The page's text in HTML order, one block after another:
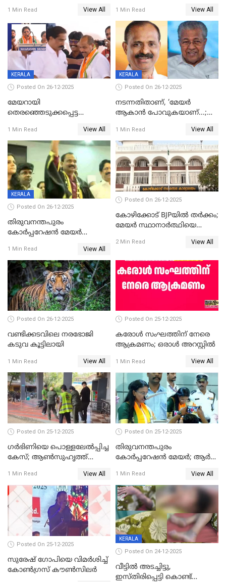
ദാരുണാന്ത്യം
1 Min Read View All
മരിച്ചനിലയിൽ
1 Min Read View All
KERALA
Posted On 26-12-2025
മേയറായി
തെരഞ്ഞെടുക്കപ്പെട്ട
ആദ്യ വോട്ട് അസാധു; കണ്ണൂർ
ഡെപ്യൂട്ടി മേയർ സ്ഥാനത്ത്
താഹിറിന് വിജയം
1 Min Read View All
KERALA
Posted On 26-12-2025
നടന്നതിതാണ്, ‘മേയർ
ആകാൻ പോവുകയാണ്...;
മുഖ്യമന്ത്രിയുടെ ഓഫീസ്
തന്നെ വിശദീകരിയ്ക്കുന്നു;
സത്യമിതാണ്
1 Min Read View All
KERALA
Posted On 26-12-2025
തിരുവനന്തപുരം
കോര്‍പ്പറേഷന്‍ മേയര്‍
ഹൈക്കോടതിയിലേക്ക്;
സത്യപ്രതിജ്ഞ ചടങ്ങില്‍
ചട്ടലംഘനമെന്ന് പാർട്ടി
1 Min Read View All
Posted On 26-12-2025
കോഴിക്കോട് BJPയിൽ തർക്കം;
മേയർ സ്ഥാനാർത്ഥിയെ
2 Min Read View All
Posted On 26-12-2025
വണ്ടിക്കടവിലെ നരഭോജി
കടുവ കൂട്ടിലായി
1 Min Read View All
Posted On 25-12-2025
കരോള്‍ സംഘത്തിന് നേരെ
ആക്രമണം; ഒരാള്‍ അറസ്റ്റില്‍
1 Min Read View All
Posted On 25-12-2025
ഗര്‍ഭിണിയെ പൊള്ളലേല്‍പ്പിച്ച
കേസ്; ആണ്‍സുഹൃത്ത്
1 Min Read View All
Posted On 25-12-2025
തിരുവനന്തപുരം
കോര്‍പ്പറേഷന്‍ മേയർ; ആര്‍
1 Min Read View All
Posted On 25-12-2025
സുരേഷ് ഗോപിയെ വിമര്‍ശിച്ച്
കോണ്‍ഗ്രസ് കൗണ്‍സിലര്‍
KERALA
Posted On 24-12-2025
വീട്ടിൽ അടച്ചിട്ടു,
ഇസ്തിരിപ്പെട്ടി കൊണ്ട്